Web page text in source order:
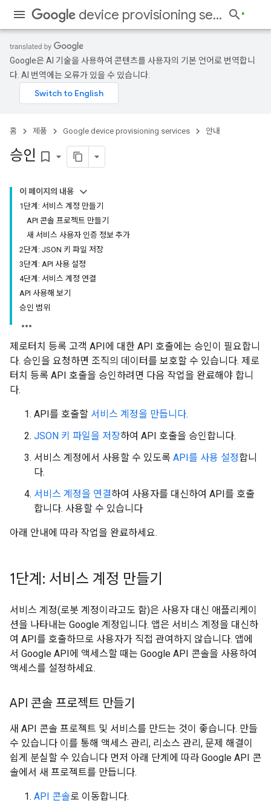
device provisioning services
Google은 AI 기술을 사용하여 콘텐츠를 사용자의 기본 언어로 번역합니
다. AI 번역에는 오류가 있을 수 있습니다.
홈 제품 Google device provisioning services 안내
승인 bookmark_border
이 페이지의 내용
1단계: 서비스 계정 만들기
API 콘솔 프로젝트 만들기
새 서비스 사용자 인증 정보 추가
2단계: JSON 키 파일 저장
3단계: API 사용 설정
4단계: 서비스 계정 연결
API 사용해 보기
승인 범위
제로터치 등록 고객 API에 대한 API 호출에는 승인이 필요합니
다. 승인을 요청하면 조직의 데이터를 보호할 수 있습니다. 제로
터치 등록 API 호출을 승인하려면 다음 작업을 완료해야 합니
다.
API를 호출할 서비스 계정을 만듭니다.
JSON 키 파일을 저장하여 API 호출을 승인합니다.
서비스 계정에서 사용할 수 있도록 API를 사용 설정합니
다.
서비스 계정을 연결하여 사용자를 대신하여 API를 호출
합니다. 사용할 수 있습니다
아래 안내에 따라 작업을 완료하세요.
1단계: 서비스 계정 만들기
서비스 계정(로봇 계정이라고도 함)은 사용자 대신 애플리케이
션을 나타내는 Google 계정입니다. 앱은 서비스 계정을 대신하
여 API를 호출하므로 사용자가 직접 관여하지 않습니다. 앱에
서 Google API에 액세스할 때는 Google API 콘솔을 사용하여
액세스를 설정하세요.
API 콘솔 프로젝트 만들기
새 API 콘솔 프로젝트 및 서비스를 만드는 것이 좋습니다. 만들
수 있습니다 이를 통해 액세스 관리, 리소스 관리, 문제 해결이
쉽게 분실할 수 있습니다 먼저 아래 단계에 따라 Google API 콘
솔에서 새 프로젝트를 만듭니다.
API 콘솔로 이동합니다.